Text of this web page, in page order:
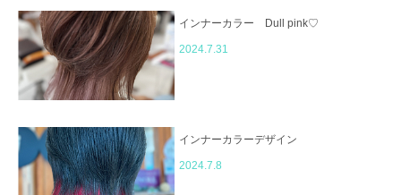
インナーカラー Dull pink♡
2024.7.31
インナーカラーデザイン
2024.7.8